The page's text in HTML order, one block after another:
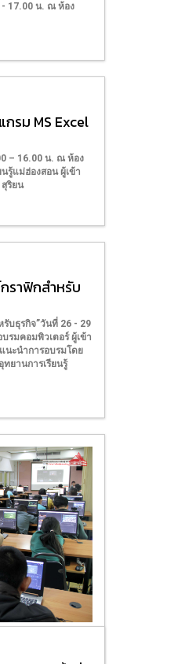
- 17.00 น. ณ ห้อง
รม MS Excel
– 16.00 น. ณ ห้อง
รู้แม่ฮ่องสอน ผู้เข้า
ริยน
ราฟิกสำหรับ
บธุรกิจ”วันที่ 26 - 29
รมคอมพิวเตอร์ ผู้เข้า
นะนำการอบรมโดย
ยานการเรียนรู้